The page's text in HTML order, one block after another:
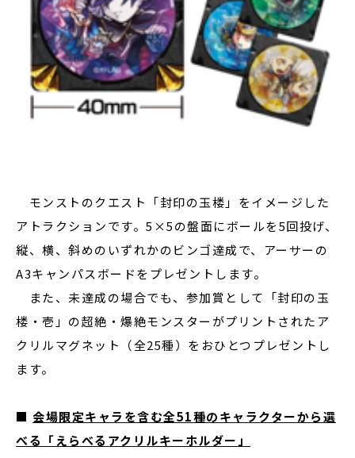
モンストのクエスト「封印の玉楼」をイメージした
アトラクションです。5×5の盤面にボールを5回投げ、
縦、横、斜めのいずれかのビンゴ達成で、アーサーの
A3キャンパスボードをプレゼントします。
また、未達成の場合でも、参加賞として「封印の玉
楼・壱」の超絶・爆絶モンスターがプリントされたア
クリルマグネット（全25種）をおひとつプレゼントし
ます。
■ 会場限定キャラを含む全51種のキャラクターから選
べる「えらべるアクリルキーホルダー」